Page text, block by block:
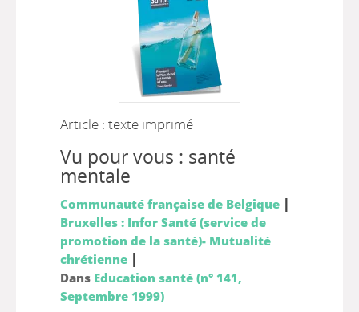
Article : texte imprimé
Vu pour vous : santé
mentale
Communauté française de Belgique |
Bruxelles : Infor Santé (service de
promotion de la santé)- Mutualité
chrétienne|
Dans Education santé (n° 141,
Septembre 1999)